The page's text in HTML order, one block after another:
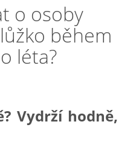
programy
o osoby
během
léta?
Vydrží hodně,